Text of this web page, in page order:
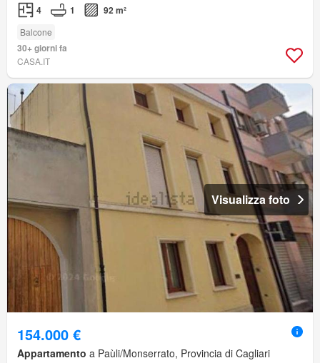
4 1 92 m²
Balcone
30+ giorni fa
CASA.IT
Visualizza foto
154.000 €
Appartamento a Paùli/Monserrato, Provincia di Cagliari